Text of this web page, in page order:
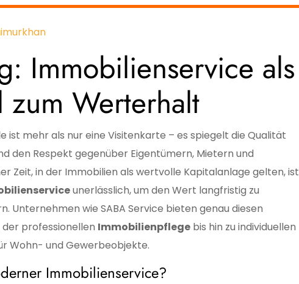
Immobilienservice als
zum Werterhalt
ist mehr als nur eine Visitenkarte – es spiegelt die Qualität
den Respekt gegenüber Eigentümern, Mietern und
Zeit, in der Immobilien als wertvolle Kapitalanlage gelten, ist
unerlässlich, um den Wert langfristig zu
Unternehmen wie SABA Service bieten genau diesen
professionellen Immobilienpflege bis hin zu individuellen
Wohn- und Gewerbeobjekte.
Immobilienservice?